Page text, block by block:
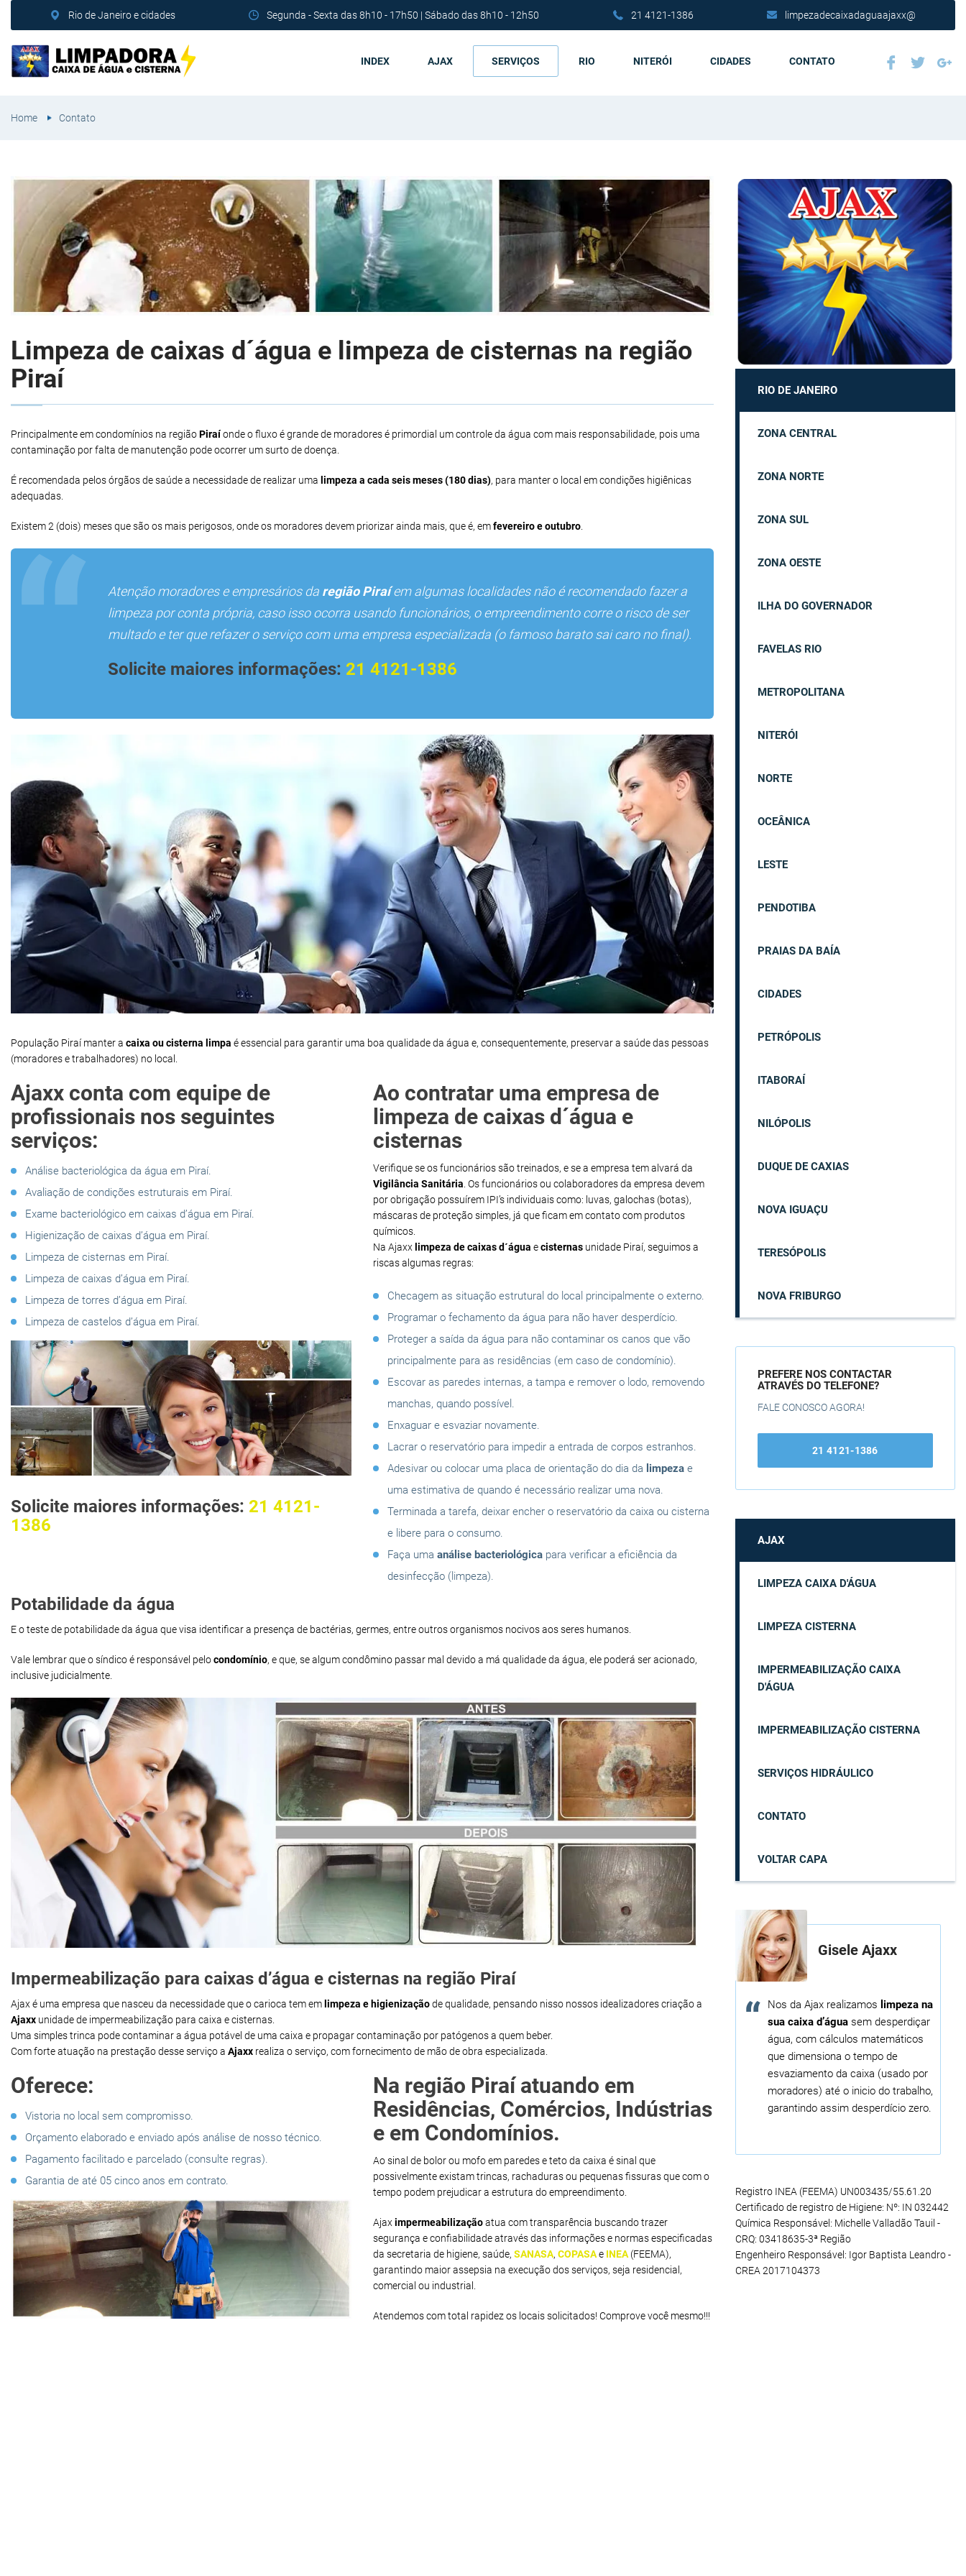
Rio de Janeiro e cidades Segunda - Sexta das 8h10 - 17h50 | Sábado das 8h10 - 12h50 21 4121-1386 limpezadecaixadaguaajaxx@
INDEX AJAX SERVIÇOS RIO NITERÓI CIDADES CONTATO
Home Contato
Limpeza de caixas d´água e limpeza de cisternas na região
Piraí
Principalmente em condomínios na regiãoPiraíonde o fluxo é grande de moradores é primordial um controle da água com mais responsabilidade, pois uma
contaminação por falta de manutenção pode ocorrer um surto de doença.
É recomendada pelos órgãos de saúde a necessidade de realizar uma limpeza a cada seis meses (180 dias), para manter o local em condições higiênicas
adequadas.
Existem 2 (dois) meses que são os mais perigosos, onde os moradores devem priorizar ainda mais, que é, emfevereiro e outubro
Atenção moradores e empresários da região Piraíem algumas localidades não é recomendado fazer a
limpeza por conta própria, caso isso ocorra usando funcionários, o empreendimento corre o risco de ser
multado e ter que refazer o serviço com uma empresa especializada (o famoso barato sai caro no final).
Solicite maiores informações: 21 4121-1386
População Piraí manter a caixa ou cisterna limpa é essencial para garantir uma boa qualidade da água e, consequentemente, preservar a saúde das pessoas
(moradores e trabalhadores) no local.
Ajaxx conta com equipe de
profissionais nos seguintes
serviços:
Análise bacteriológica da água em Piraí.
Avaliação de condições estruturais em Piraí.
Exame bacteriológico em caixas d’água em Piraí.
Higienização de caixas d’água em Piraí.
Limpeza de cisternas em Piraí.
Limpeza de caixas d’água em Piraí.
Limpeza de torres d’água em Piraí.
Limpeza de castelos d’água em Piraí.
Solicite maiores informações: 21 4121-
1386
Ao contratar uma empresa de
limpeza de caixas d´água e
cisternas
Verifique se os funcionários são treinados, e se a empresa tem alvará da
Vigilância Sanitária . Os funcionários ou colaboradores da empresa devem
por obrigação possuírem IPI’s individuais como: luvas, galochas (botas),
máscaras de proteção simples, já que ficam em contato com produtos
químicos.
Na Ajaxx limpeza de caixas d´água ecisternas unidade Piraí, seguimos a
riscas algumas regras:
Checagem as situação estrutural do local principalmente o externo.
Programar o fechamento da água para não haver desperdício.
Proteger a saída da água para não contaminar os canos que vão
principalmente para as residências (em caso de condomínio).
Escovar as paredes internas, a tampa e remover o lodo, removendo
manchas, quando possível.
Enxaguar e esvaziar novamente.
Lacrar o reservatório para impedir a entrada de corpos estranhos.
Adesivar ou colocar uma placa de orientação do dia da limpeza e
uma estimativa de quando é necessário realizar uma nova.
Terminada a tarefa, deixar encher o reservatório da caixa ou cisterna
e libere para o consumo.
Faça uma análise bacteriológica para verificar a eficiência da
desinfecção (limpeza).
Potabilidade da água
E o teste de potabilidade da água que visa identificar a presença de bactérias, germes, entre outros organismos nocivos aos seres humanos.
Vale lembrar que o síndico é responsável pelocondomínio, e que, se algum condômino passar mal devido a má qualidade da água, ele poderá ser acionado,
inclusive judicialmente.
Impermeabilização para caixas d’água e cisternas na região Piraí
Ajax é uma empresa que nasceu da necessidade que o carioca tem em limpeza e higienizaçãode qualidade, pensando nisso nossos idealizadores criação a
Ajaxx unidade de impermeabilização para caixa e cisternas.
Uma simples trinca pode contaminar a água potável de uma caixa e propagar contaminação por patógenos a quem beber.
Com forte atuação na prestação desse serviço a Ajaxx realiza o serviço, com fornecimento de mão de obra especializada.
Oferece:
Vistoria no local sem compromisso.
Orçamento elaborado e enviado após análise de nosso técnico.
Pagamento facilitado e parcelado (consulte regras).
Garantia de até 05 cinco anos em contrato.
Na região Piraí atuando em
Residências, Comércios, Indústrias
e em Condomínios.
Ao sinal de bolor ou mofo em paredes e teto da caixa é sinal que
possivelmente existam trincas, rachaduras ou pequenas fissuras que com o
tempo podem prejudicar a estrutura do empreendimento.
Ajaximpermeabilizaçãoatua com transparência buscando trazer
segurança e confiabilidade através das informações e normas especificadas
da secretaria de higiene, saúde, SANASA, COPASAe INEA(FEEMA),
garantindo maior assepsia na execução dos serviços, seja residencial,
comercial ou industrial.
Atendemos com total rapidez os locais solicitados! Comprove você mesmo!!!
RIO DE JANEIRO
ZONA CENTRAL
ZONA NORTE
ZONA SUL
ZONA OESTE
ILHA DO GOVERNADOR
FAVELAS RIO
METROPOLITANA
NITERÓI
NORTE
OCEÂNICA
LESTE
PENDOTIBA
PRAIAS DA BAÍA
CIDADES
PETRÓPOLIS
ITABORAÍ
NILÓPOLIS
DUQUE DE CAXIAS
NOVA IGUAÇU
TERESÓPOLIS
NOVA FRIBURGO
PREFERE NOS CONTACTAR
ATRAVÉS DO TELEFONE?
FALE CONOSCO AGORA!
21 4121-1386
AJAX
LIMPEZA CAIXA D'ÁGUA
LIMPEZA CISTERNA
IMPERMEABILIZAÇÃO CAIXA
D'ÁGUA
IMPERMEABILIZAÇÃO CISTERNA
SERVIÇOS HIDRÁULICO
CONTATO
VOLTAR CAPA
Gisele Ajaxx
Nos da Ajax realizamos limpeza na
sua caixa d’água sem desperdiçar
água, com cálculos matemáticos
que dimensiona o tempo de
esvaziamento da caixa (usado por
moradores) até o inicio do trabalho,
garantindo assim desperdício zero.
Registro INEA (FEEMA) UN003435/55.61.20
Certificado de registro de Higiene: Nº: IN 032442
Química Responsável: Michelle Valladão Tauil -
CRQ: 03418635-3ª Região
Engenheiro Responsável: Igor Baptista Leandro -
CREA 2017104373